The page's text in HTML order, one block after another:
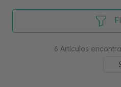
6 Artículos